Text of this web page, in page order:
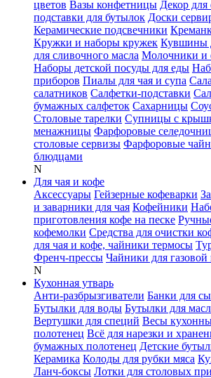
цветов Вазы конфетницы Декор для
подставки для бутылок Доски
Керамические подсвечники
Кружки и наборы кружек Кувшины
для сливочного масла Молочники и
Наборы детской посуды для еды
приборов Пиалы для чая и супа
салатников Салфетки-подставки
бумажных салфеток Сахарницы
Столовые тарелки Супницы с
менажницы Фарфоровые
столовые сервизы Фарфоровые
блюдцами
N
Для чая и кофе
Аксессуары Гейзерные кофеварки
и заварники для чая Кофейники
приготовления кофе на песке
кофемолки Средства для очистки
для чая и кофе, чайники термосы
Френч-прессы Чайники для
N
Кухонная утварь
Анти-разбрызгиватели Банки для
Бутылки для воды Бутылки для
Вертушки для специй Весы
полотенец Всё для нарезки и
бумажных полотенец Детские
Керамика Колоды для рубки мяса
Ланч-боксы Лотки для столовых